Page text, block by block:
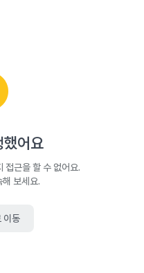
했어요
접근을 할 수 없어요.
해 보세요.
이동